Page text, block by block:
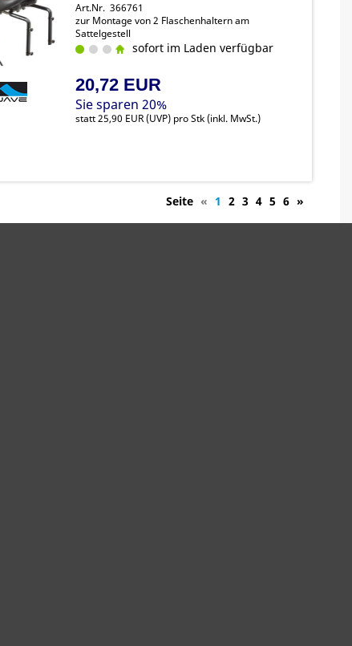
Art.Nr. 366761
zur Montage von 2 Flaschenhaltern am
Sattelgestell
sofort im Laden verfügbar
20,72 EUR
Sie sparen 20%
statt25,90 EUR(UVP) pro Stk (inkl. MwSt.)
Seite « 1 2 3 4 5 6 »